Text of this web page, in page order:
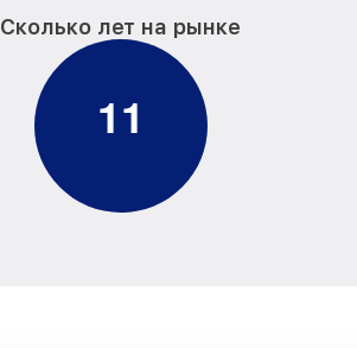
Сколько лет на рынке
11